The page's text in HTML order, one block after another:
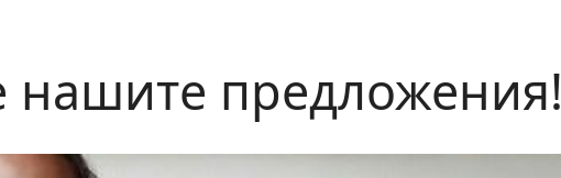
нашите предложения!